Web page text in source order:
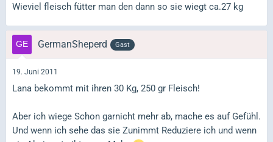
Wieviel fleisch fütter man den dann so sie wiegt ca.27 kg
GermanSheperd Gast
19. Juni 2011
Lana bekommt mit ihren 30 Kg, 250 gr Fleisch!
Aber ich wiege Schon garnicht mehr ab, mache es auf Gefühl.
Und wenn ich sehe das sie Zunimmt Reduziere ich und wenn